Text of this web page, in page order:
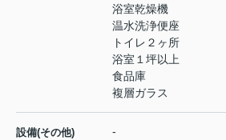
浴室乾燥機
温水洗浄便座
トイレ２ヶ所
浴室１坪以上
食品庫
複層ガラス
設備(その他) -